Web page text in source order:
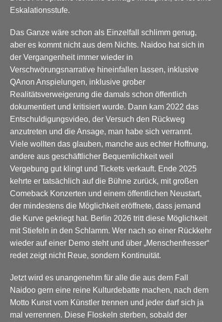
Eskalationsstufe.
Das Ganze wäre schon als Einzelfall schlimm genug,
aber es kommt nicht aus dem Nichts. Naidoo hat sich in
der Vergangenheit immer wieder in
Verschwörungsnarrative hineinfallen lassen, inklusive
QAnon Anspielungen, inklusive grober
Realitätsverweigerung die damals schon öffentlich
dokumentiert und kritisiert wurde. Dann kam 2022 das
Entschuldigungsvideo, der Versuch den Rückweg
anzutreten und die Ansage, man habe sich verrannt.
Viele wollten das glauben, manche aus echter Hoffnung,
andere aus geschäftlicher Bequemlichkeit weil
Vergebung gut klingt und Tickets verkauft. Ende 2025
kehrte er tatsächlich auf die Bühne zurück, mit großen
Comeback Konzerten und einem öffentlichen Neustart,
der mindestens die Möglichkeit eröffnete, dass jemand
die Kurve gekriegt hat. Berlin 2026 tritt diese Möglichkeit
mit Stiefeln in den Schlamm. Wer nach so einer Rückkehr
wieder auf einer Demo steht und über „Menschenfresser“
redet zeigt nicht Reue, sondern Kontinuität.
Jetzt wird es unangenehm für alle die aus dem Fall
Naidoo gern eine reine Kulturdebatte machen, nach dem
Motto Kunst vom Künstler trennen und jeder darf sich ja
mal verrennen. Diese Floskeln sterben, sobald der